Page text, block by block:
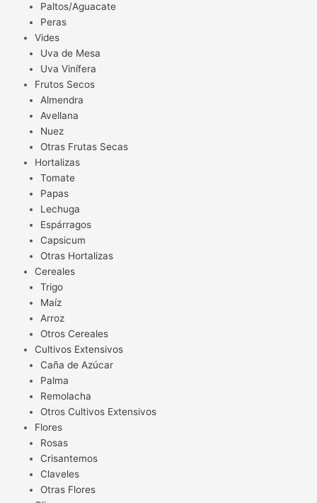
Paltos/Aguacate
Peras
Vides
Uva de Mesa
Uva Vinífera
Frutos Secos
Almendra
Avellana
Nuez
Otras Frutas Secas
Hortalizas
Tomate
Papas
Lechuga
Espárragos
Capsicum
Otras Hortalizas
Cereales
Trigo
Maíz
Arroz
Otros Cereales
Cultivos Extensivos
Caña de Azúcar
Palma
Remolacha
Otros Cultivos Extensivos
Flores
Rosas
Crisantemos
Claveles
Otras Flores